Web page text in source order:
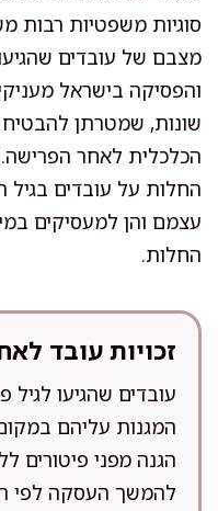
סוגיות משפטיות רבות
מצבם של עובדים
והפסיקה בישראל
שונות, שמטרתן
הכלכלית לאחר
החלות על עובדים בגיל
עצמם והן למעסיקים
החלות.
זכויות עובד
עובדים שהגיעו לגיל
המגנות עליהם
הגנה מפני פיטורים
להמשך העסקה לפי